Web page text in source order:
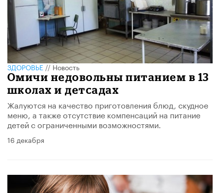
ЗДОРОВЬЕ//Новость
Омичи недовольны питанием в 13
школах и детсадах
Жалуются на качество приготовления блюд, скудное
меню, а также отсутствие компенсаций на питание
детей с ограниченными возможностями.
16 декабря